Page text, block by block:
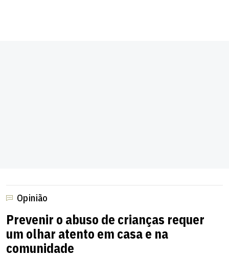
Opinião
Prevenir o abuso de crianças requer
um olhar atento em casa e na
comunidade